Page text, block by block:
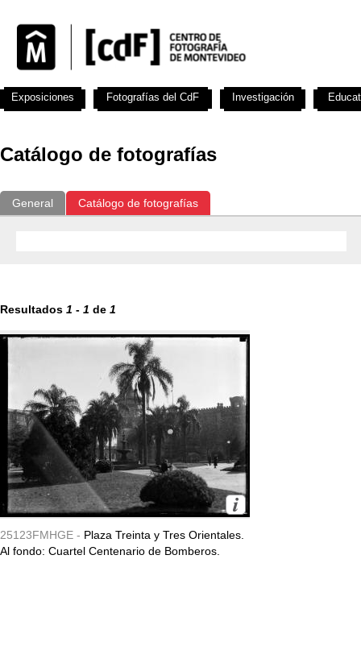
Catálogo de fotografías
General Catálogo de fotografías
Resultados 1 - 1 de 1
25123FMHGE - Plaza Treinta y Tres Orientales.
Al fondo: Cuartel Centenario de Bomberos.
Exposiciones Fotografías del CdF Investigación